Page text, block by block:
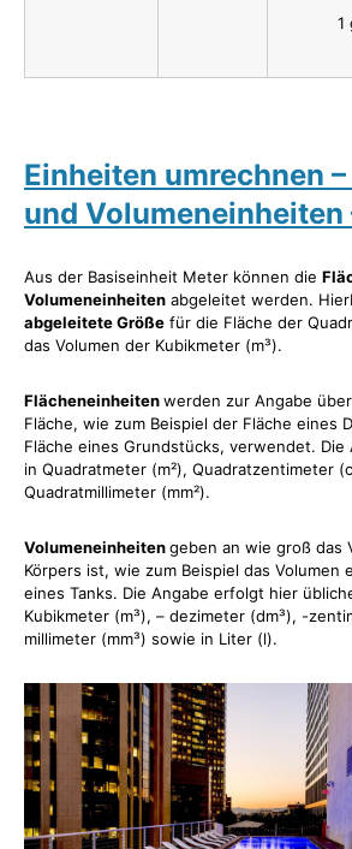
1
Einheiten umrechnen
und Volumeneinheiten
Aus der Basiseinheit Meter können die
Volumeneinheiten abgeleitet werden.
abgeleitete Größe für die Fläche der
das Volumen der Kubikmeter (m³).
Flächeneinheitenwerden zur Angabe
Fläche, wie zum Beispiel der Fläche eines
Fläche eines Grundstücks, verwendet.
in Quadratmeter (m²), Quadratzentimeter
Quadratmillimeter (mm²).
Volumeneinheitengeben an wie groß das
Körpers ist, wie zum Beispiel das Volumen
eines Tanks. Die Angabe erfolgt hier
Kubikmeter (m³), – dezimeter (dm³), -
millimeter (mm³) sowie in Liter (l).